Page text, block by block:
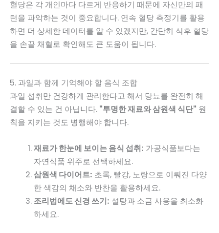
혈당은 각 개인마다 다르게 반응하기 때문에 자신만의 패
턴을 파악하는 것이 중요합니다. 연속 혈당 측정기를 활용
하면 더 상세한 데이터를 알 수 있겠지만, 간단히 식후 혈당
을 손끝 채혈로 확인해도 큰 도움이 됩니다.
5. 과일과 함께 기억해야 할 음식 조합
과일 섭취만 건강하게 관리한다고 해서 당뇨를 완전히 해
결할 수 있는 건 아닙니다. "투명한 재료와 삼원색 식단" 원
칙을 지키는 것도 병행해야 합니다.
재료가 한눈에 보이는 음식 섭취: 가공식품보다는
자연식품 위주로 선택하세요.
삼원색 다이어트: 초록, 빨강, 노랑으로 이뤄진 다양
한 색감의 채소와 반찬을 활용하세요.
조리법에도 신경 쓰기: 설탕과 소금 사용을 최소화
하세요.